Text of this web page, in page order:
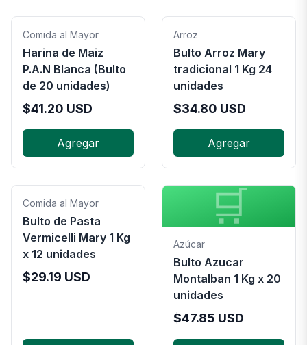
Comida al Mayor
Harina de Maiz
P.A.N Blanca (Bulto
de 20 unidades)
$41.20 USD
Agregar
Arroz
Bulto Arroz Mary
tradicional 1 Kg 24
unidades
$34.80 USD
Agregar
Comida al Mayor
Bulto de Pasta
Vermicelli Mary 1 Kg
x 12 unidades
$29.19 USD
🛒
Azúcar
Bulto Azucar
Montalban 1 Kg x 20
unidades
$47.85 USD